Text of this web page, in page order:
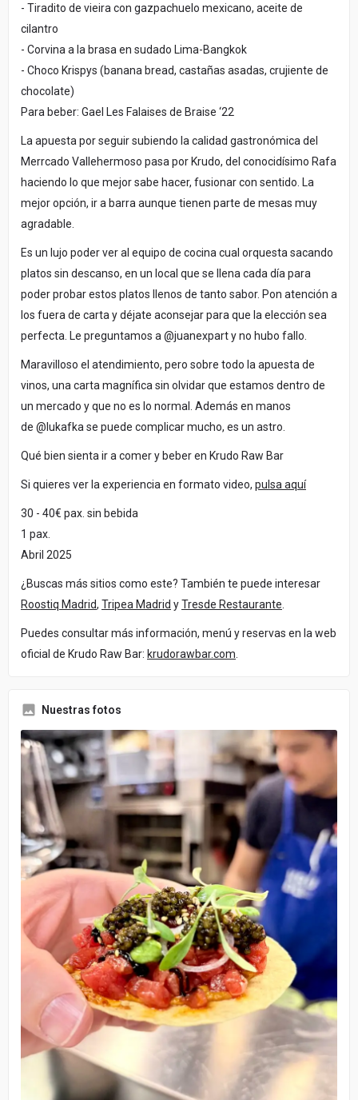
- Tiradito de vieira con gazpachuelo mexicano, aceite de
cilantro
- Corvina a la brasa en sudado Lima-Bangkok
- Choco Krispys (banana bread, castañas asadas, crujiente de
chocolate)
Para beber: Gael Les Falaises de Braise ‘22
La apuesta por seguir subiendo la calidad gastronómica del
Merrcado Vallehermoso pasa por Krudo, del conocidísimo Rafa
haciendo lo que mejor sabe hacer, fusionar con sentido. La
mejor opción, ir a barra aunque tienen parte de mesas muy
agradable.
Es un lujo poder ver al equipo de cocina cual orquesta sacando
platos sin descanso, en un local que se llena cada día para
poder probar estos platos llenos de tanto sabor. Pon atención a
los fuera de carta y déjate aconsejar para que la elección sea
perfecta. Le preguntamos a @juanexpart y no hubo fallo.
Maravilloso el atendimiento, pero sobre todo la apuesta de
vinos, una carta magnífica sin olvidar que estamos dentro de
un mercado y que no es lo normal. Además en manos
de @lukafka se puede complicar mucho, es un astro.
Qué bien sienta ir a comer y beber en Krudo Raw Bar
Si quieres ver la experiencia en formato video, pulsa aquí
30 - 40€ pax. sin bebida
1 pax.
Abril 2025
¿Buscas más sitios como este? También te puede interesar
Roostiq Madrid, Tripea Madrid yTresde Restaurante
Puedes consultar más información, menú y reservas en la web
oficial de Krudo Raw Bar: krudorawbar.com
Nuestras fotos